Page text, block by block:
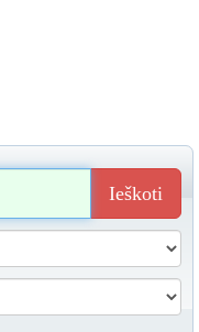
Ieškoti